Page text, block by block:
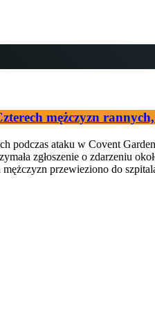
mężczyzn
podczas ataku w Covent
zgłoszenie o zdarzeniu
przewieziono do